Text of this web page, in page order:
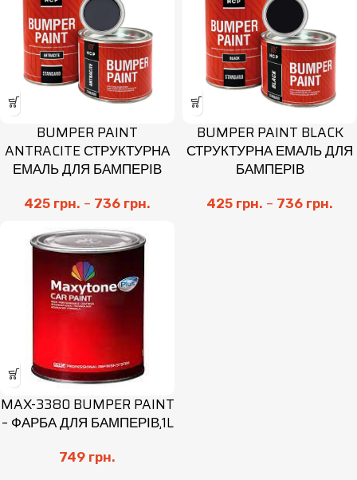
BUMPER PAINT
ANTRACITE СТРУКТУРНА
ЕМАЛЬ ДЛЯ БАМПЕРІВ
425 грн. – 736 грн.
BUMPER PAINT BLACK
СТРУКТУРНА ЕМАЛЬ ДЛЯ
БАМПЕРІВ
425 грн. – 736 грн.
MAX-3380 BUMPER PAINT
– ФАРБА ДЛЯ БАМПЕРІВ,1L
749 грн.